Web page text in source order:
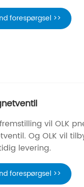
forespørgsel >>
vil OLK
Og OLK vil
levering.
forespørgsel >>